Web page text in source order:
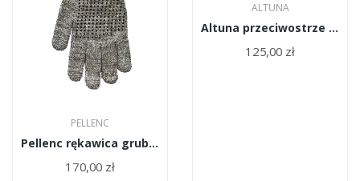
PELLENC
Pellenc rękawica gruba rozm 10 163556
170,00 zł
ALTUNA
Altuna przeciwostrze 5323 2048
125,00 zł